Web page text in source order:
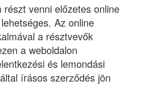
részt venni előzetes online
Az online
a résztvevők
a weboldalon
és lemondási
írásos szerződés jön